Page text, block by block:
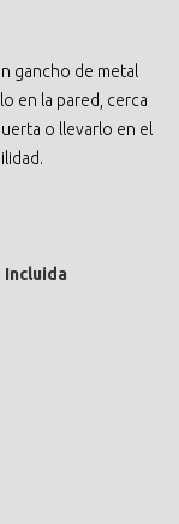
gancho de metal
en la pared, cerca
o llevarlo en el
Incluida